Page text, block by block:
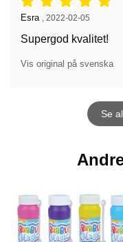
Anmeldelser: 5 stjerne
Anmeldelser af:
Esra 2022-02-05
Supergod kvalitet!
Vis original på svenska
Se
Markér